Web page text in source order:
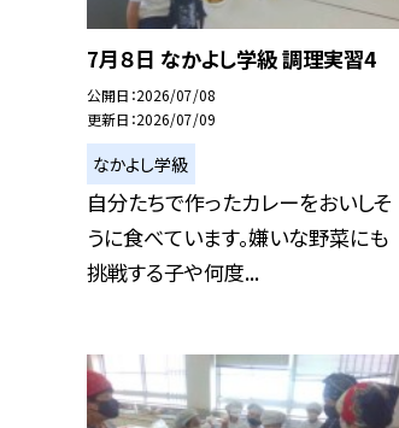
7月８日 なかよし学級 調理実習4
公開日 2026/07/08
更新日 2026/07/09
なかよし学級
自分たちで作ったカレーをおいしそ
うに食べています。嫌いな野菜にも
挑戦する子や何度...